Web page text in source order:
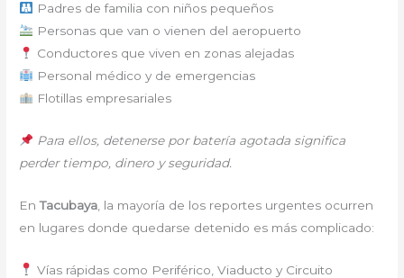
Padres de familia con niños pequeños
Personas que van o vienen del aeropuerto
Conductores que viven en zonas alejadas
Personal médico y de emergencias
Flotillas empresariales
Para ellos, detenerse por batería agotada significa
perder tiempo, dinero y seguridad.
EnTacubaya , la mayoría de los reportes urgentes ocurren
en lugares donde quedarse detenido es más complicado:
Vías rápidas como Periférico, Viaducto y Circuito